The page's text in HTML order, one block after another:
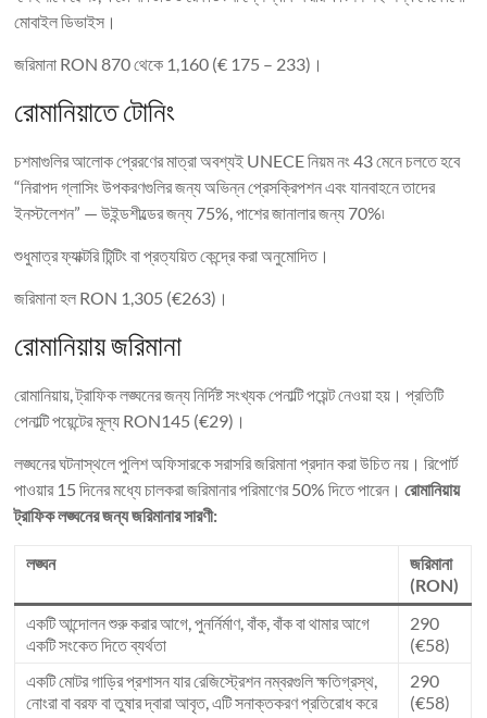
মোবাইল ডিভাইস।
জরিমানা RON 870 থেকে 1,160 (€ 175 – 233)।
রোমানিয়াতে টোনিং
চশমাগুলির আলোক প্রেরণের মাত্রা অবশ্যই UNECE নিয়ম নং 43 মেনে চলতে হবে
“নিরাপদ গ্লাসিং উপকরণগুলির জন্য অভিন্ন প্রেসক্রিপশন এবং যানবাহনে তাদের
ইনস্টলেশন” — উইন্ডশীল্ডের জন্য 75%, পাশের জানালার জন্য 70%৷
শুধুমাত্র ফ্যাক্টরি টিন্টিং বা প্রত্যয়িত কেন্দ্রে করা অনুমোদিত।
জরিমানা হল RON 1,305 (€263)।
রোমানিয়ায় জরিমানা
রোমানিয়ায়, ট্রাফিক লঙ্ঘনের জন্য নির্দিষ্ট সংখ্যক পেনাল্টি পয়েন্ট নেওয়া হয়। প্রতিটি
পেনাল্টি পয়েন্টের মূল্য RON145 (€29)।
লঙ্ঘনের ঘটনাস্থলে পুলিশ অফিসারকে সরাসরি জরিমানা প্রদান করা উচিত নয়। রিপোর্ট
পাওয়ার 15 দিনের মধ্যে চালকরা জরিমানার পরিমাণের 50% দিতে পারেন।রোমানিয়ায়
ট্রাফিক লঙ্ঘনের জন্য জরিমানার সারণী:
লঙ্ঘন
জরিমানা
(RON)
একটি আন্দোলন শুরু করার আগে, পুনর্নির্মাণ, বাঁক, বাঁক বা থামার আগে
একটি সংকেত দিতে ব্যর্থতা
290
(€58)
একটি মোটর গাড়ির প্রশাসন যার রেজিস্ট্রেশন নম্বরগুলি ক্ষতিগ্রস্থ,
নোংরা বা বরফ বা তুষার দ্বারা আবৃত, এটি সনাক্তকরণ প্রতিরোধ করে
290
(€58)